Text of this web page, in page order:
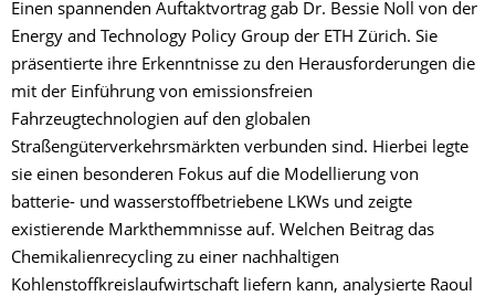
Einen spannenden Auftaktvortrag gab Dr. Bessie Noll von der
Energy and Technology Policy Group der ETH Zürich. Sie
präsentierte ihre Erkenntnisse zu den Herausforderungen die
mit der Einführung von emissionsfreien
Fahrzeugtechnologien auf den globalen
Straßengüterverkehrsmärkten verbunden sind. Hierbei legte
sie einen besonderen Fokus auf die Modellierung von
batterie- und wasserstoffbetriebene LKWs und zeigte
existierende Markthemmnisse auf. Welchen Beitrag das
Chemikalienrecycling zu einer nachhaltigen
Kohlenstoffkreislaufwirtschaft liefern kann, analysierte Raoul